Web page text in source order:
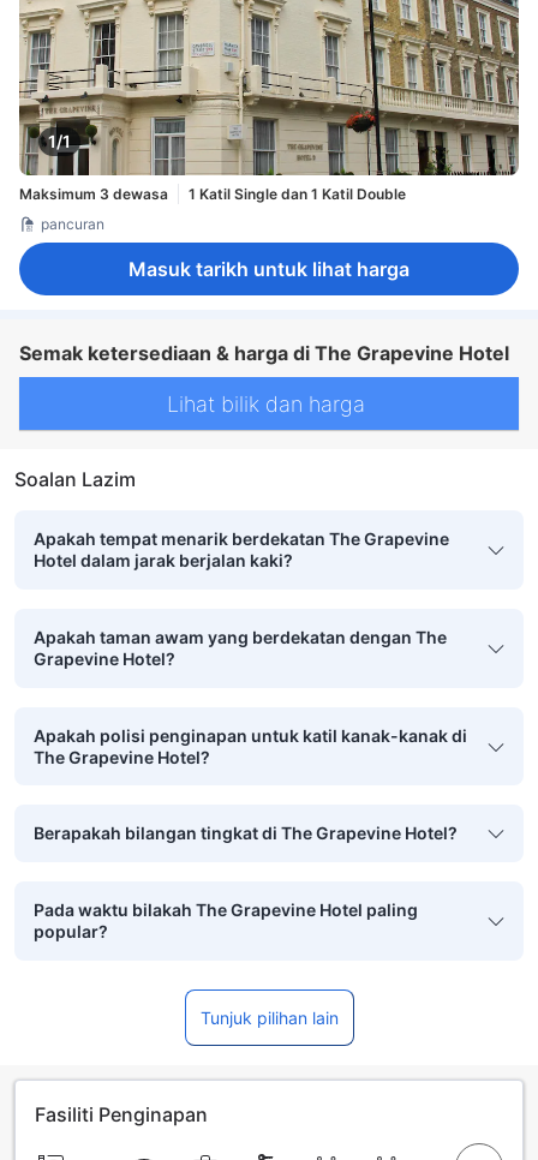
1/1
Maksimum 3 dewasa
1 Katil Single dan 1 Katil Double
pancuran
Masuk tarikh untuk lihat harga
Semak ketersediaan & harga di The Grapevine Hotel
Lihat bilik dan harga
Soalan Lazim
Apakah tempat menarik berdekatan The Grapevine
Hotel dalam jarak berjalan kaki?
Apakah taman awam yang berdekatan dengan The
Grapevine Hotel?
Apakah polisi penginapan untuk katil kanak-kanak di
The Grapevine Hotel?
Berapakah bilangan tingkat di The Grapevine Hotel?
Pada waktu bilakah The Grapevine Hotel paling
popular?
Tunjuk pilihan lain
Fasiliti Penginapan